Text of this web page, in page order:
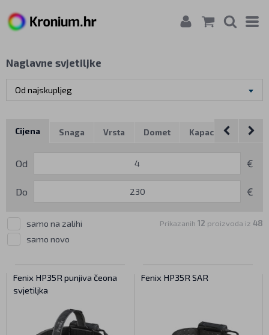
Naglavne svjetiljke
Od najskupljeg
Cijena Snaga Vrsta Domet Kapacitet baterije
Od €
Do €
Prikazanih 12 proizvoda iz 48
samo na zalihi
samo novo
Fenix HP35R punjiva čeona
svjetiljka
Fenix HP35R SAR